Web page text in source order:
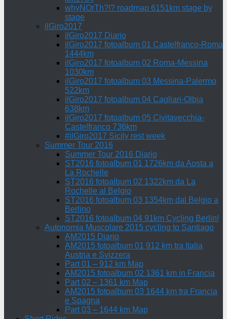
whyNOrTh?!? roadmap 6151km stage by
stage
ilGiro2017
ilGiro2017 Diario
ilGiro2017 fotoalbum 01 Castelfranco-Roma
1444km
ilGiro2017 fotoalbum 02 Roma-Messina
1030km
ilGiro2017 fotoalbum 03 Messina-Palermo
522km
ilGiro2017 fotoalbum 04 Cagliari-Olbia
638km
ilGiro2017 fotoalbum 05 Civitavecchia-
Castelfranco 736km
#ilGiro2017 Sicily rest week
Summer Tour 2016
Summer Tour 2016 Diario
ST2016 fotoalbum 01 1726km da Aosta a
La Rochelle
ST2016 fotoalbum 02 1322km da La
Rochelle al Belgio
ST2016 fotoalbum 03 1354km dal Belgio a
Berlino
ST2016 fotoalbum 04 91km Cycling Berlin!
Autonomia Muscolare 2015 cycling to Santiago
AM2015 Diario
AM2015 fotoalbum 01 912 km tra Italia
Austria e Svizzera
Part 01 – 912 km Map
AM2015 fotoalbum 02 1361 km in Francia
Part 02 – 1361 km Map
AM2015 fotoalbum 03 1644 km tra Francia
e Spagna
Part 03 – 1644 km Map